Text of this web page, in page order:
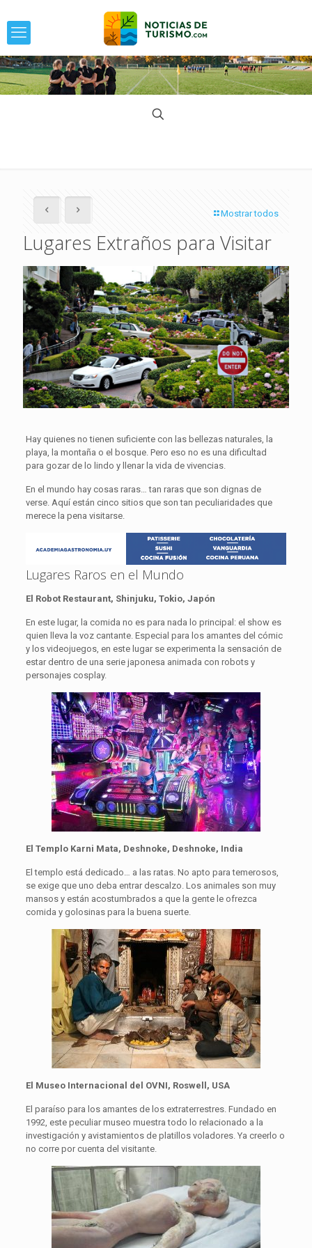
Mostrar todos
Lugares Extraños para Visitar
Hay quienes no tienen suficiente con las bellezas naturales, la
playa, la montaña o el bosque. Pero eso no es una dificultad
para gozar de lo lindo y llenar la vida de vivencias.
En el mundo hay cosas raras… tan raras que son dignas de
verse. Aquí están cinco sitios que son tan peculiaridades que
merece la pena visitarse.
Lugares Raros en el Mundo
El Robot Restaurant, Shinjuku, Tokio, Japón
En este lugar, la comida no es para nada lo principal: el show es
quien lleva la voz cantante. Especial para los amantes del cómic
y los videojuegos, en este lugar se experimenta la sensación de
estar dentro de una serie japonesa animada con robots y
personajes cosplay.
El Templo Karni Mata, Deshnoke, Deshnoke, India
El templo está dedicado… a las ratas. No apto para temerosos,
se exige que uno deba entrar descalzo. Los animales son muy
mansos y están acostumbrados a que la gente le ofrezca
comida y golosinas para la buena suerte.
El Museo Internacional del OVNI, Roswell, USA
El paraíso para los amantes de los extraterrestres. Fundado en
1992, este peculiar museo muestra todo lo relacionado a la
investigación y avistamientos de platillos voladores. Ya creerlo o
no corre por cuenta del visitante.